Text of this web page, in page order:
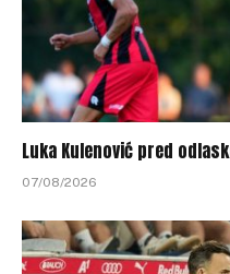
Luka Kulenović pred
07/08/2026